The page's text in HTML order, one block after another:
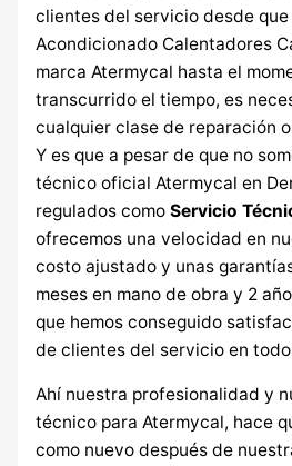
clientes del servicio desde
Acondicionado Calentadores
marca Atermycal hasta el
transcurrido el tiempo, es
cualquier clase de reparación
Y es que a pesar de que no
técnico oficial Atermycal en
regulados como Servicio
ofrecemos una velocidad en
costo ajustado y unas
meses en mano de obra y 2
que hemos conseguido
de clientes del servicio en todo
Ahí nuestra profesionalidad y
técnico para Atermycal, hace
como nuevo después de